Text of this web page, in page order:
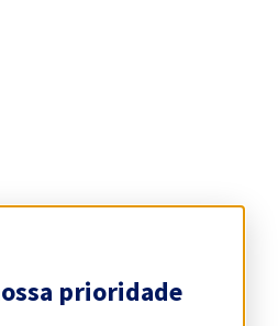
prioridade